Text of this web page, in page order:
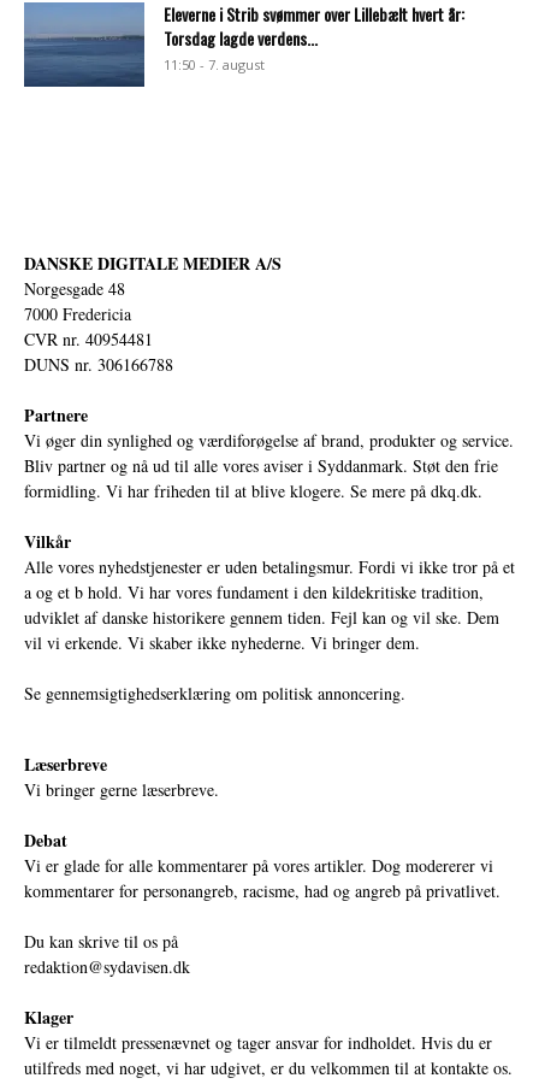
Eleverne i Strib svømmer over Lillebælt hvert år:
Torsdag lagde verdens...
11:50 - 7. august
DANSKE DIGITALE MEDIER A/S
Norgesgade 48
7000 Fredericia
CVR nr. 40954481
DUNS nr. 306166788
Partnere
Vi øger din synlighed og værdiforøgelse af brand, produkter og service.
Bliv partner og nå ud til alle vores aviser i Syddanmark. Støt den frie
formidling. Vi har friheden til at blive klogere. Se mere på dkq.dk.
Vilkår
Alle vores nyhedstjenester er uden betalingsmur. Fordi vi ikke tror på et
a og et b hold. Vi har vores fundament i den kildekritiske tradition,
udviklet af danske historikere gennem tiden. Fejl kan og vil ske. Dem
vil vi erkende. Vi skaber ikke nyhederne. Vi bringer dem.
Se gennemsigtighedserklæring om politisk annoncering.
Læserbreve
Vi bringer gerne læserbreve.
Debat
Vi er glade for alle kommentarer på vores artikler. Dog modererer vi
kommentarer for personangreb, racisme, had og angreb på privatlivet.
Du kan skrive til os på
redaktion@sydavisen.dk
Klager
Vi er tilmeldt pressenævnet og tager ansvar for indholdet. Hvis du er
utilfreds med noget, vi har udgivet, er du velkommen til at kontakte os.